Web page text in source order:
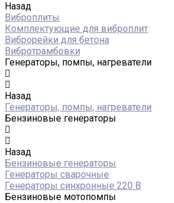
Назад
Виброплиты
Комплектующие для виброплит
Виброрейки для бетона
Вибротрамбовки
Генераторы, помпы, нагреватели
Назад
Генераторы, помпы, нагреватели
Бензиновые генераторы
Назад
Бензиновые генераторы
Генераторы сварочные
Генераторы синхронные 220 В
Бензиновые мотопомпы